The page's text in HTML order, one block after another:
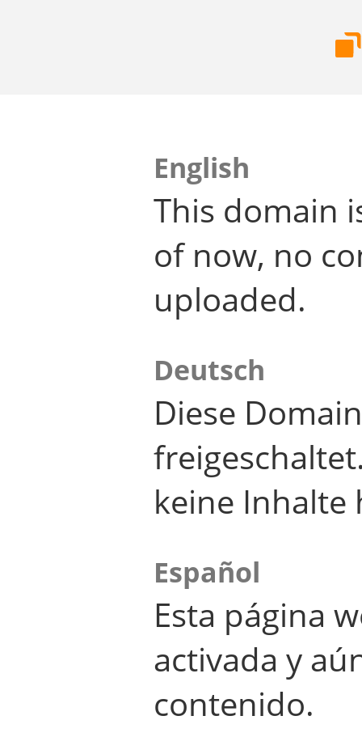
English
This domain
of now, no
uploaded.
Deutsch
Diese
keine Inhalte
Español
Esta página
activada y
contenido.